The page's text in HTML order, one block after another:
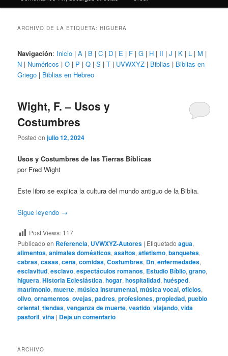
ARCHIVO DE LA ETIQUETA:HIGUERA
Navigación: Inicio |A | B |C | D | E | F |G | H | II |J | K | L | M |
N | Numéricos |O | P |Q |S |T | UVWXYZ | Biblias | Biblias en
Griego | Biblias en Hebreo
Wight, F. – Usos y
Costumbres
Posted onjulio 12, 2024
Usos y Costumbres de las Tierras Bíblicas
por Fred Wight
Este libro se explica la cultura del mundo antiguo de la Biblia.
Sigue leyendo →
Post Views: 117
Publicado en Referencia, UVWXYZ-Autores | Etiquetado agua,
alimentos,animales domésticos,asaltos,atletismo,banquetes,
cabras,casas,cena,comidas,Costumbres, Dn,enfermedades,
esclavitud,esclavo,espectáculos romanos, Estudio Bíblio,grano,
higuera,Historia Eclesiástica,hogar,hospitalidad,huésped,
matrimonio,muerte,música instrumental,música vocal,oficios,
olivo,ornamentos,ovejas,padres,profesiones,propiedad,pueblo
oriental,tiendas,venganza de muerte,vestido,viajando,vida
pastoril,viña | Deja un comentario
ARCHIVO